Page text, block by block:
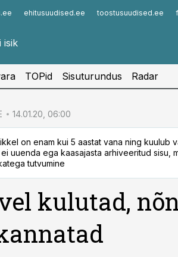
ehitusuudised.ee toostusuudised.ee
TOPid Sisuturundus Radar
14.01.20, 06:00
on enam kui 5 aastat vana ning kuulub
uuenda ega kaasajasta arhiveeritud sisu,
tutvumine
kulutad,